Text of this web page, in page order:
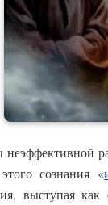
сознания «
выступая